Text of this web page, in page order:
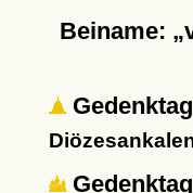
Beiname: